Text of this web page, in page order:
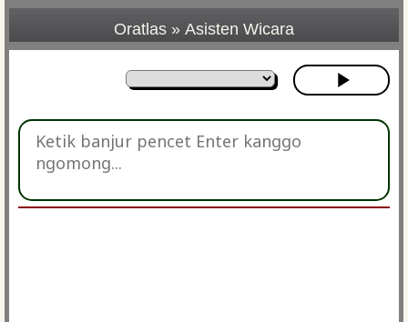
Oratlas » Asisten Wicara